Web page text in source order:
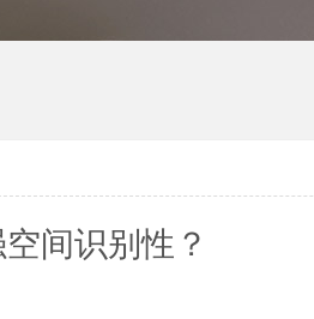
间识别性？